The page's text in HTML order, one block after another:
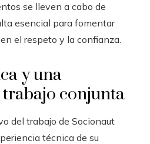
se lleven a cabo de
esencial para fomentar
el respeto y la confianza.
y una
conjunta
del trabajo de Socionaut
técnica de su